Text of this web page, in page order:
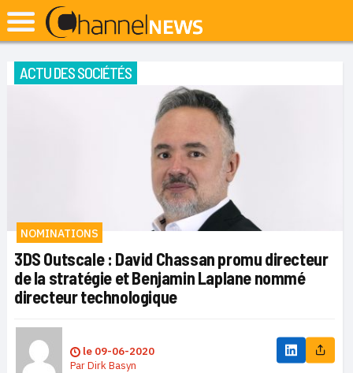
ACTU DES SOCIÉTÉS
NOMINATIONS
3DS Outscale : David Chassan promu directeur
de la stratégie et Benjamin Laplane nommé
directeur technologique
le 09-06-2020
ParDirk Basyn